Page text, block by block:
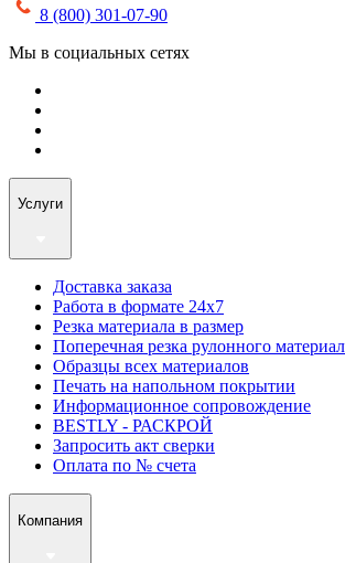
8 (800) 301-07-90
Мы в социальных сетях
Услуги
Доставка заказа
Работа в формате 24х7
Резка материала в размер
Поперечная резка рулонного
Образцы всех материалов
Печать на напольном покрытии
Информационное сопровождение
BESTLY - РАСКРОЙ
Запросить акт сверки
Оплата по № счета
Компания